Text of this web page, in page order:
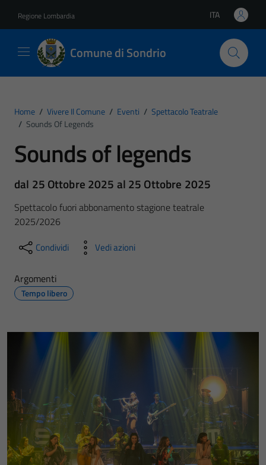
Regione Lombardia Lingua attiva:
ITA
Comune di Sondrio
Home / Vivere Il Comune / Eventi / Spettacolo Teatrale
/ Sounds Of Legends
Sounds of legends
dal 25 Ottobre 2025 al 25 Ottobre 2025
Spettacolo fuori abbonamento stagione teatrale
2025/2026
Condividi Vedi azioni
Argomenti
Tempo libero